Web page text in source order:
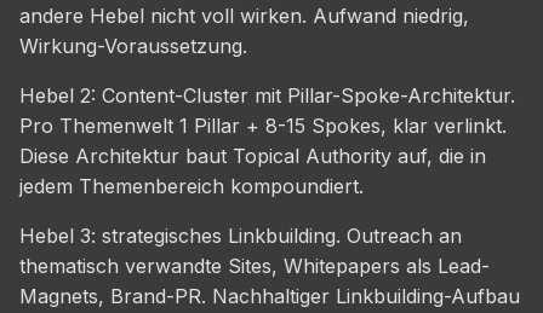
andere Hebel nicht voll wirken. Aufwand niedrig,
Wirkung-Voraussetzung.
Hebel 2: Content-Cluster mit Pillar-Spoke-Architektur.
Pro Themenwelt 1 Pillar + 8-15 Spokes, klar verlinkt.
Diese Architektur baut Topical Authority auf, die in
jedem Themenbereich kompoundiert.
Hebel 3: strategisches Linkbuilding. Outreach an
thematisch verwandte Sites, Whitepapers als Lead-
Magnets, Brand-PR. Nachhaltiger Linkbuilding-Aufbau